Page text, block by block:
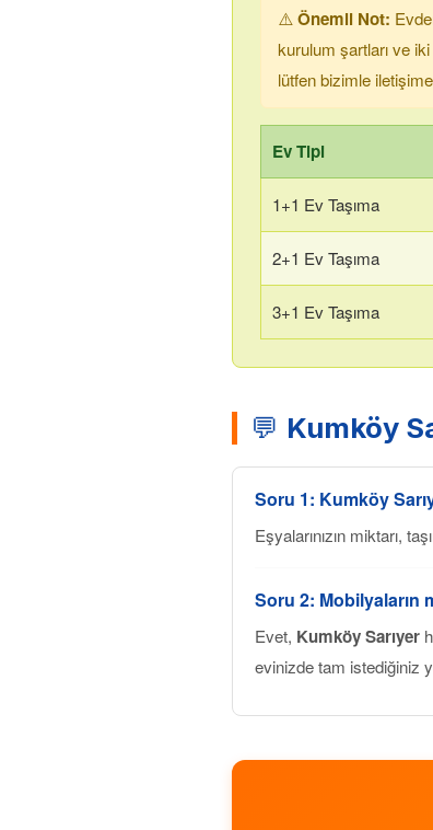
⚠️ Önemli Not:
kurulum şartları ve
lütfen bizimle
Ev Tipi
1+1 Ev Taşıma
2+1 Ev Taşıma
3+1 Ev Taşıma
💬 Kumköy
Soru 1: Kumköy
Eşyalarınızın miktarı,
Soru 2: Mobilyaların
Evet, Kumköy Sarıyer
evinizde tam istediğiniz